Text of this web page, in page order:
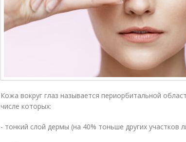
Кожа вокруг глаз называется периорбитальной
числе которых:
- тонкий слой дермы (на 40% тоньше других участков